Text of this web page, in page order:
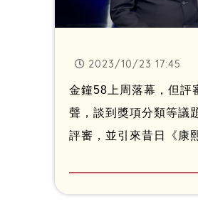
2023/10/23 17:45
金鐘58上周落幕，但評
聲，談到獎項分類等議
評審，並引來昔日《康
參戰，對此李景白剛